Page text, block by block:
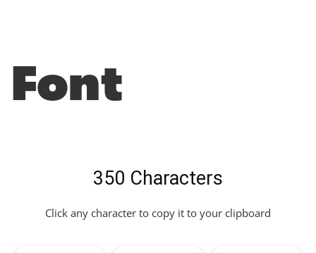
Font
350 Characters
Click any character to copy it to your clipboard